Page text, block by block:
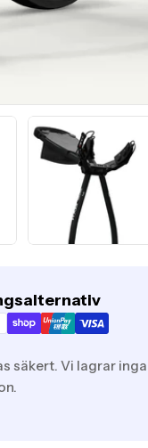
säkert. Vi lagrar